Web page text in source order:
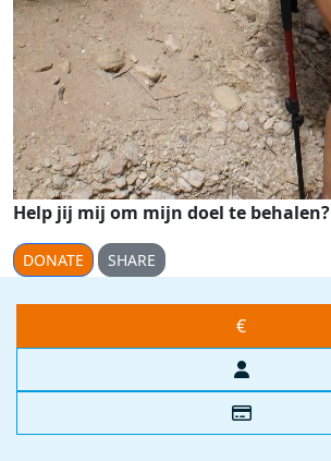
Help jij mij om mijn doel te behalen?
DONATE SHARE
€